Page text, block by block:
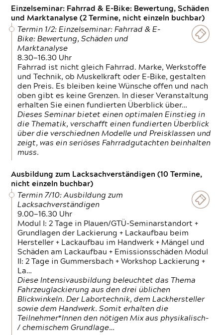
Einzelseminar: Fahrrad & E-Bike: Bewertung, Schäden
und Marktanalyse (2 Termine, nicht einzeln buchbar)
Termin 1/2: Einzelseminar: Fahrrad & E-
Bike: Bewertung, Schäden und
Marktanalyse
8.30—16.30 Uhr
Fahrrad ist nicht gleich Fahrrad. Marke, Werkstoffe
und Technik, ob Muskelkraft oder E-Bike, gestalten
den Preis. Es bleiben keine Wünsche offen und nach
oben gibt es keine Grenzen. In dieser Veranstaltung
erhalten Sie einen fundierten Überblick über…
Dieses Seminar bietet einen optimalen Einstieg in
die Thematik, verschafft einen fundierten Überblick
über die verschiednen Modelle und Preisklassen und
zeigt, was ein seriöses Fahrradgutachten beinhalten
muss.
Ausbildung zum Lacksachverständigen (10 Termine,
nicht einzeln buchbar)
Termin 7/10: Ausbildung zum
Lacksachverständigen
9.00—16.30 Uhr
Modul I: 2 Tage in Plauen/GTÜ-Seminarstandort +
Grundlagen der Lackierung + Lackaufbau beim
Hersteller + Lackaufbau im Handwerk + Mängel und
Schäden am Lackaufbau + Emissionsschäden Modul
II: 2 Tage in Gummersbach + Workshop Lackierung +
La…
Diese Intensivausbildung beleuchtet das Thema
Fahrzeuglackierung aus den drei üblichen
Blickwinkeln. Der Labortechnik, dem Lackhersteller
sowie dem Handwerk. Somit erhalten die
Teilnehmer*Innen den nötigen Mix aus physikalisch-
/ chemischem Grundlage…